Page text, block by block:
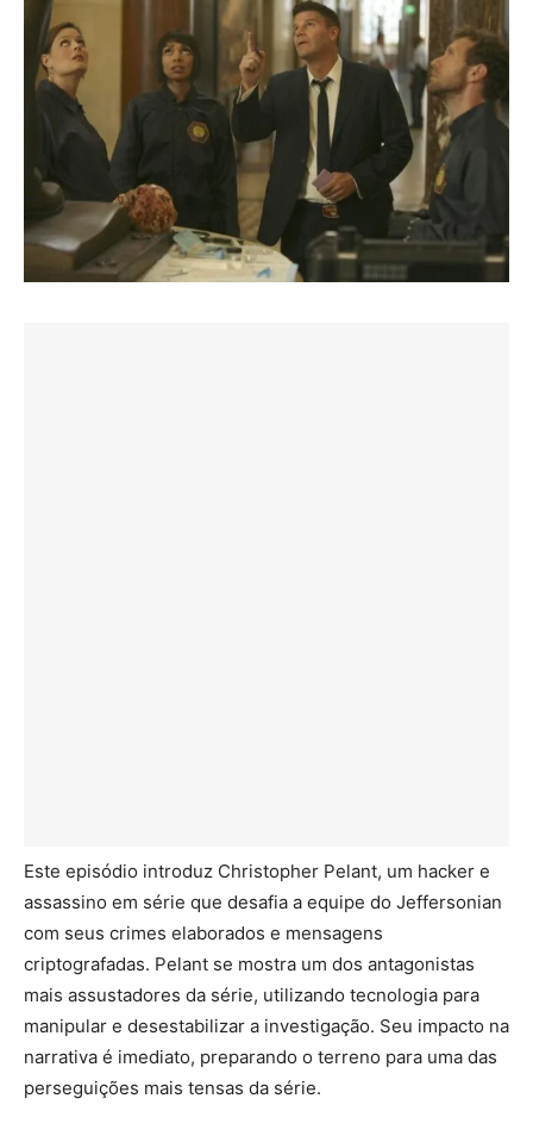
Este episódio introduz Christopher Pelant, um hacker e
assassino em série que desafia a equipe do Jeffersonian
com seus crimes elaborados e mensagens
criptografadas. Pelant se mostra um dos antagonistas
mais assustadores da série, utilizando tecnologia para
manipular e desestabilizar a investigação. Seu impacto na
narrativa é imediato, preparando o terreno para uma das
perseguições mais tensas da série.